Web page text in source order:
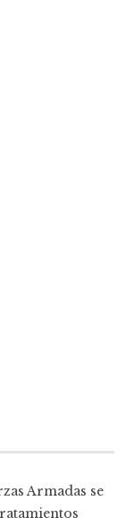
Armadas se